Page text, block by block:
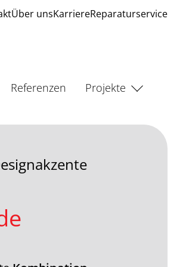
Über unsKarriereReparaturservice
Referenzen Projekte